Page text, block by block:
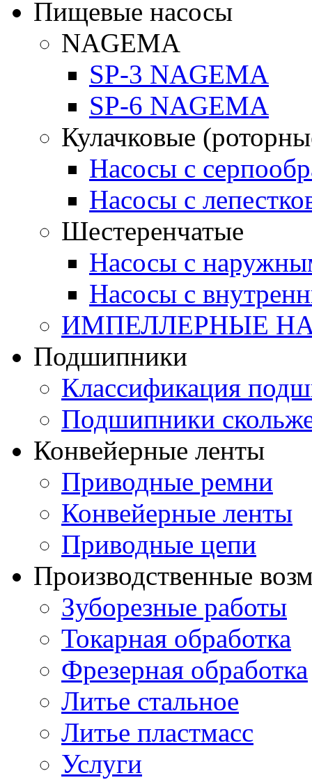
Пищевые насосы
NAGEMA
SP-3 NAGEMA
SP-6 NAGEMA
Кулачковые
Насосы с
Насосы с
Шестеренчатые
Насосы с
Насосы с
ИМПЕЛЛЕРНЫЕ
Подшипники
Классификация
Подшипники
Конвейерные ленты
Приводные ремни
Конвейерные ленты
Приводные цепи
Производственные
Зуборезные работы
Токарная обработка
Фрезерная обработка
Литье стальное
Литье пластмасс
Услуги